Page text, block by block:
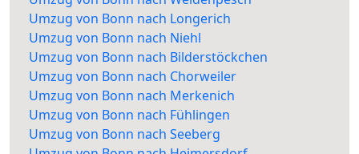
Umzug von Bonn nach Longerich
Umzug von Bonn nach Niehl
Umzug von Bonn nach Bilderstöckchen
Umzug von Bonn nach Chorweiler
Umzug von Bonn nach Merkenich
Umzug von Bonn nach Fühlingen
Umzug von Bonn nach Seeberg